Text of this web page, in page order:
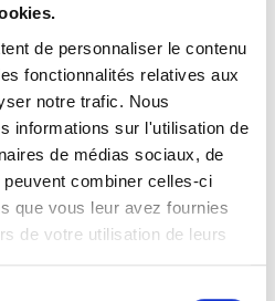
de personnaliser le contenu
fonctionnalités relatives aux
notre trafic. Nous
informations sur l'utilisation de
de médias sociaux, de
combiner celles-ci
que vous leur avez fournies
de votre utilisation de leurs
de plus